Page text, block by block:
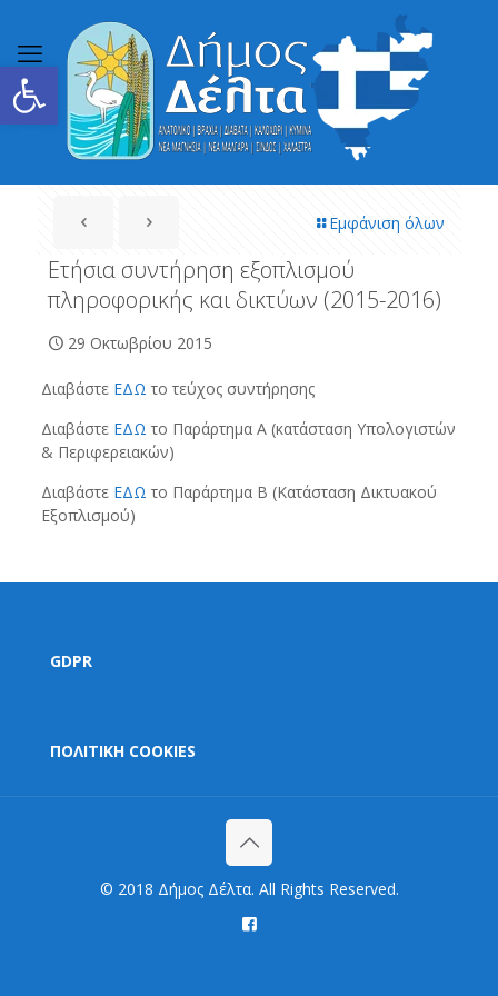
Ανοίξτε τη γραμμή εργαλείων
Εμφάνιση όλων
Ετήσια συντήρηση εξοπλισμού
πληροφορικής και δικτύων (2015-2016)
29 Οκτωβρίου 2015
Διαβάστε ΕΔΩ το τεύχος συντήρησης
Διαβάστε ΕΔΩ το Παράρτημα Α (κατάσταση Υπολογιστών
& Περιφερειακών)
Διαβάστε ΕΔΩ το Παράρτημα Β (Κατάσταση Δικτυακού
Εξοπλισμού)
GDPR
ΠΟΛΙΤΙΚΗ COOKIES
© 2018 Δήμος Δέλτα. All Rights Reserved.